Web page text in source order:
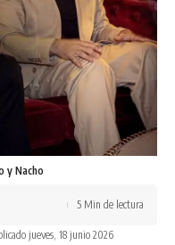
y Nacho
jueves, 18 junio 2026
5 Min de lectura